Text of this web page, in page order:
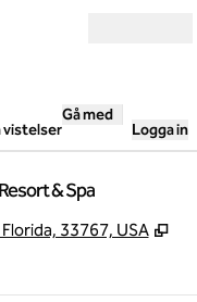
vistelser
Gå med
Logga in
& Spa
33767, USA ,